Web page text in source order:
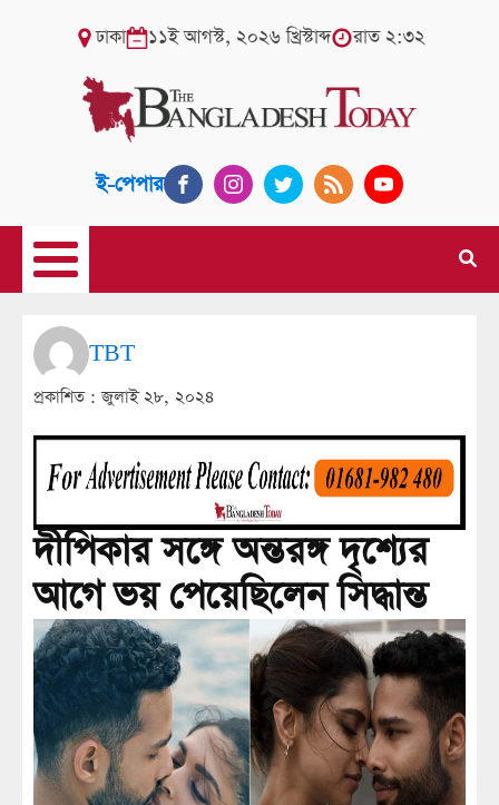
ঢাকা ১১ই আগস্ট, ২০২৬ খ্রিস্টাব্দ রাত ২:৩২
ই-পেপার
TBT
প্রকাশিত :জুলাই ২৮, ২০২৪
দীপিকার সঙ্গে অন্তরঙ্গ দৃশ্যের
আগে ভয় পেয়েছিলেন সিদ্ধান্ত